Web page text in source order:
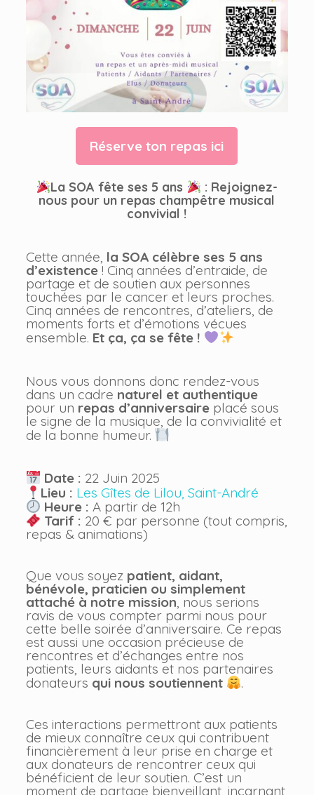
Réserve ton repas ici
La SOA fête ses 5 ans
: Rejoignez-
nous pour un repas champêtre musical
convivial !
Cette année, la SOA célèbre ses 5 ans
d’existence! Cinq années d’entraide, de
partage et de soutien aux personnes
touchées par le cancer et leurs proches.
Cinq années de rencontres, d’ateliers, de
moments forts et d’émotions vécues
ensemble. Et ça, ça se fête !
Nous vous donnons donc rendez-vous
dans un cadre naturel et authentique
pour un repas d’anniversaireplacé sous
le signe de la musique, de la convivialité et
de la bonne humeur.
Date : 22 Juin 2025
Lieu : Les Gîtes de Lilou, Saint-André
Heure : A partir de 12h
Tarif : 20 € par personne (tout compris,
repas & animations)
Que vous soyez patient, aidant,
bénévole, praticien ou simplement
attaché à notre mission, nous serions
ravis de vous compter parmi nous pour
cette belle soirée d’anniversaire. Ce repas
est aussi une occasion précieuse de
rencontres et d’échanges entre nos
patients, leurs aidants et nos partenaires
donateurs qui nous soutiennent .
Ces interactions permettront aux patients
de mieux connaître ceux qui contribuent
financièrement à leur prise en charge et
aux donateurs de rencontrer ceux qui
bénéficient de leur soutien. C’est un
moment de partage bienveillant, incarnant